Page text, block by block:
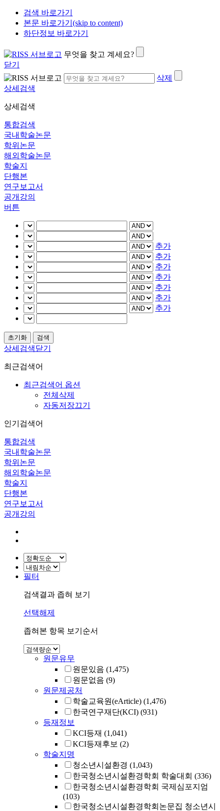
검색 바로가기
본문 바로가기(skip to content)
하단정보 바로가기
무엇을 찾고 계세요?
닫기
삭제
상세검색
상세검색
통합검색
국내학술논문
학위논문
해외학술논문
학술지
단행본
연구보고서
공개강의
버튼
추가
추가
추가
추가
추가
추가
추가
상세검색닫기
최근검색어
최근검색어 옵션
전체삭제
자동저장끄기
인기검색어
통합검색
국내학술논문
학위논문
해외학술논문
학술지
단행본
연구보고서
공개강의
필터
검색결과 좁혀 보기
선택해제
좁혀본 항목 보기순서
원문유무
원문있음 (1,475)
원문없음 (9)
원문제공처
학술교육원(eArticle) (1,476)
한국연구재단(KCI) (931)
등재정보
KCI등재 (1,041)
KCI등재후보 (2)
학술지명
청소년시설환경 (1,043)
한국청소년시설환경학회 학술대회 (336)
한국청소년시설환경학회 국제심포지엄
(103)
한국청소년시설환경학회논문집 청소년시